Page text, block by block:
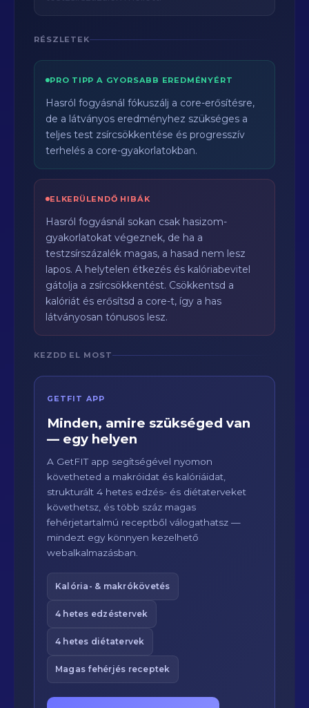
RÉSZLETEK
PRO TIPP A GYORSABB EREDMÉNYÉRT
Hasról fogyásnál fókuszálj a core-erősítésre,
de a látványos eredményhez szükséges a
teljes test zsírcsökkentése és progresszív
terhelés a core-gyakorlatokban.
ELKERÜLENDŐ HIBÁK
Hasról fogyásnál sokan csak hasizom-
gyakorlatokat végeznek, de ha a
testzsírszázalék magas, a hasad nem lesz
lapos. A helytelen étkezés és kalóriabevitel
gátolja a zsírcsökkentést. Csökkentsd a
kalóriát és erősítsd a core-t, így a has
látványosan tónusos lesz.
KEZDD EL MOST
GETFIT APP
Minden, amire szükséged van
— egy helyen
A GetFIT app segítségével nyomon
követheted a makróidat és kalóriáidat,
strukturált 4 hetes edzés- és diétaterveket
követhetsz, és több száz magas
fehérjetartalmú receptből válogathatsz —
mindezt egy könnyen kezelhető
webalkalmazásban.
Kalória- & makrókövetés
4 hetes edzéstervek
4 hetes diétatervek
Magas fehérjés receptek